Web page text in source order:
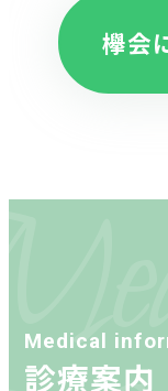
欅会
Medical
診療案内